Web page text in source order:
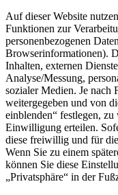
Auf dieser Website
Funktionen zur
personenbezogenen
Browserinformationen).
Inhalten, externen
Analyse/Messung,
sozialer Medien. Je nach
weitergegeben und von
einblenden“ festlegen,
Einwilligung erteilen.
diese freiwillig und für
Wenn Sie zu einem
können Sie diese
„Privatsphäre“ in der